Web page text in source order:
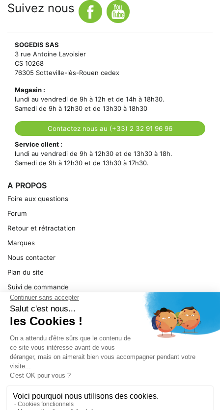
Suivez nous
SOGEDIS SAS
3 rue Antoine Lavoisier
CS 10268
76305 Sotteville-lès-Rouen cedex
Magasin :
lundi au vendredi de 9h à 12h et de 14h à 18h30.
Samedi de 9h à 12h30 et de 13h30 à 18h30
Contactez nous au (+33) 2 32 91 96 96
Service client :
lundi au vendredi de 9h à 12h30 et de 13h30 à 18h.
Samedi de 9h à 12h30 et de 13h30 à 17h30.
A PROPOS
Foire aux questions
Forum
Retour et rétractation
Marques
Nous contacter
Plan du site
Suivi de commande
Ma facture
Mentions légales
SERVICE
Pièces détachées
Catégories de produit
Dépannage